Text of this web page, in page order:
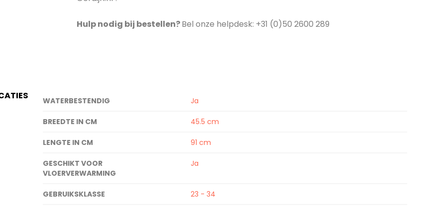
Hulp nodig bij bestellen?Bel onze helpdesk: +31 (0)50 2600 289
WATERBESTENDIG Ja
BREEDTE IN CM 45.5 cm
LENGTE IN CM 91 cm
GESCHIKT VOOR
VLOERVERWARMING
Ja
GEBRUIKSKLASSE 23 - 34